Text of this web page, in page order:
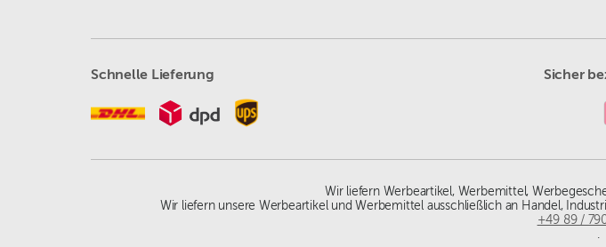
Schnelle Lieferung Sicher
Wir liefern Werbeartikel, Werbemittel,
Wir liefern unsere Werbeartikel und Werbemittel ausschließlich an Handel,
+49 89 /
.